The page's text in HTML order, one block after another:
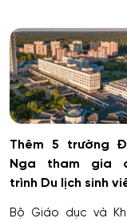
Thêm 5 trường
Nga tham gia
trình Du lịch sinh
Bộ Giáo dục và